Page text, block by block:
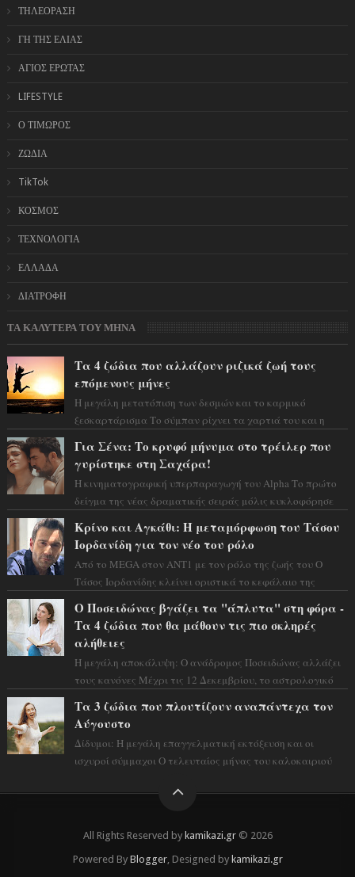
ΤΗΛΕΟΡΑΣΗ
ΓΗ ΤΗΣ ΕΛΙΑΣ
ΑΓΙΟΣ ΕΡΩΤΑΣ
LIFESTYLE
Ο ΤΙΜΩΡΟΣ
ΖΩΔΙΑ
TikTok
ΚΟΣΜΟΣ
ΤΕΧΝΟΛΟΓΙΑ
ΕΛΛΑΔΑ
ΔΙΑΤΡΟΦΗ
ΤΑ ΚΑΛΥΤΕΡΑ ΤΟΥ ΜΗΝΑ
Τα 4 ζώδια που αλλάζουν ριζικά ζωή τους
επόμενους μήνες
Η μεγάλη μετατόπιση των δεσμών και το καρμικό
ξεσκαρτάρισμα Το σύμπαν ρίχνει τα χαρτιά του και η
Για Σένα: Το κρυφό μήνυμα στο τρέιλερ που
γυρίστηκε στη Σαχάρα!
Η κινηματογραφική υπερπαραγωγή του Alpha Το πρώτο
δείγμα της νέας δραματικής σειράς μόλις κυκλοφόρησε
Κρίνο και Αγκάθι: Η μεταμόρφωση του Τάσου
Ιορδανίδη για τον νέο του ρόλο
Από το MEGA στον ΑΝΤ1 με τον ρόλο της ζωής του Ο
Τάσος Ιορδανίδης κλείνει οριστικά το κεφάλαιο της
Ο Ποσειδώνας βγάζει τα "άπλυτα" στη φόρα -
Τα 4 ζώδια που θα μάθουν τις πιο σκληρές
αλήθειες
Η μεγάλη αποκάλυψη: Ο ανάδρομος Ποσειδώνας αλλάζει
τους κανόνες Μέχρι τις 12 Δεκεμβρίου, το αστρολογικό
Τα 3 ζώδια που πλουτίζουν αναπάντεχα τον
Αύγουστο
Δίδυμοι: Η μεγάλη επαγγελματική εκτόξευση και οι
ισχυροί σύμμαχοι Ο τελευταίος μήνας του καλοκαιριού
All Rights Reserved by kamikazi.gr© 2026
Powered By Blogger, Designed by kamikazi.gr